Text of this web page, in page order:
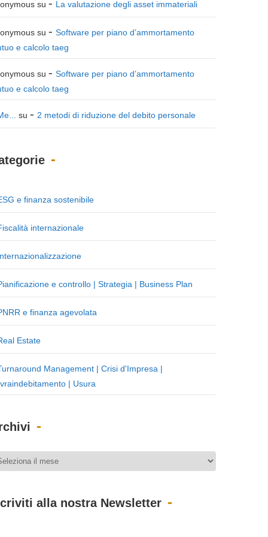
su La valutazione degli asset immateriali
su
Software per piano d’ammortamento
e calcolo taeg
su
Software per piano d’ammortamento
e calcolo taeg
su 2 metodi di riduzione del debito personale
e finanza sostenibile
internazionale
e controllo | Strategia | Business Plan
e finanza agevolata
Estate
Management | Crisi d'Impresa |
| Usura
alla nostra Newsletter